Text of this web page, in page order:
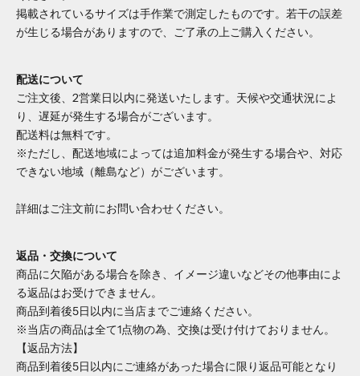
掲載されているサイズは手作業で測定したものです。若干の誤差
が生じる場合がありますので、ご了承の上ご購入ください。
配送について
ご注文後、2営業日以内に発送いたします。天候や交通状況によ
り、遅延が発生する場合がございます。
配送料は無料です。
※ただし、配送地域によっては追加料金が発生する場合や、対応
できない地域（離島など）がございます。
詳細はご注文前にお問い合わせください。
返品・交換について
商品に欠陥がある場合を除き、イメージ違いなどその他事由によ
る返品はお受けできません。
商品到着後5日以内に当店までご連絡ください。
※当店の商品は全て1点物の為、交換は受け付けておりません。
【返品方法】
商品到着後5日以内にご連絡があった場合に限り返品可能となり